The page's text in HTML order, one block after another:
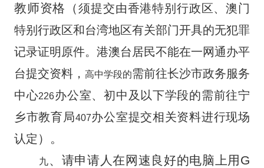
教师资格（须提交由香港特别行政区、澳门
特别行政区和台湾地区有关部门开具的无犯罪
记录证明原件。港澳台居民不能在一网通办平
台提交资料， 高中学段的需前往长沙市政务服务
中心226办公室、初中及以下学段的需前往宁
乡市教育局407办公室提交相关资料进行现场
认定 ）。
九、请申请人在网速良好的电脑上用 G